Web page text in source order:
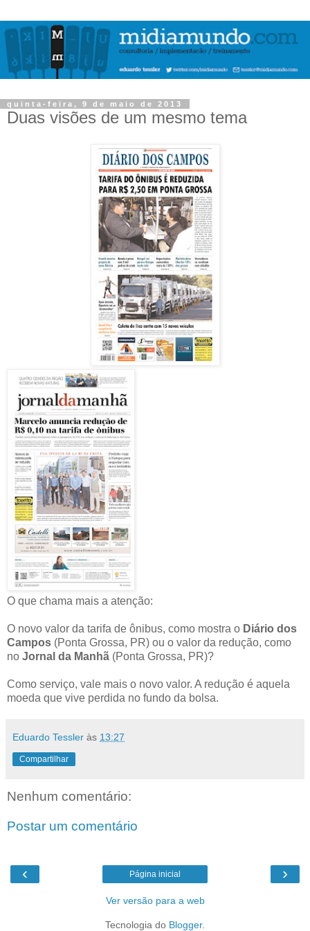
quinta-feira, 9 de maio de 2013
Duas visões de um mesmo tema
O que chama mais a atenção:
O novo valor da tarifa de ônibus, como mostra o Diário dos
Campos (Ponta Grossa, PR) ou o valor da redução, como
no Jornal da Manhã (Ponta Grossa, PR)?
Como serviço, vale mais o novo valor. A redução é aquela
moeda que vive perdida no fundo da bolsa.
Eduardo Tessler às 13:27
Compartilhar
Nenhum comentário:
Postar um comentário
‹ ›
Página inicial
Ver versão para a web
Tecnologia do Blogger.